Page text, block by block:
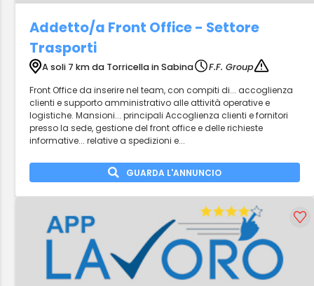
Addetto/a Front Office - Settore
Trasporti
A soli 7 km da Torricella in Sabina
F.F. Group
Front Office da inserire nel team, con compiti di... accoglienza
clienti e supporto amministrativo alle attività operative e
logistiche. Mansioni... principali Accoglienza clienti e fornitori
presso la sede, gestione del front office e delle richieste
informative... relative a spedizioni e...
GUARDA L'ANNUNCIO